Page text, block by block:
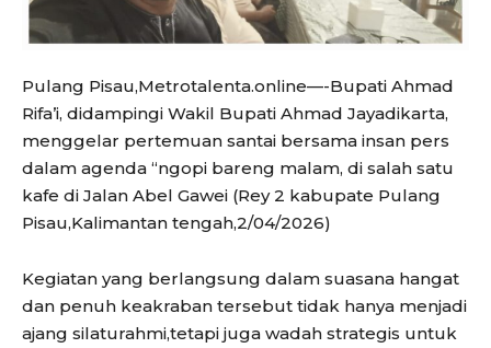
Pulang Pisau,Metrotalenta.online—-Bupati Ahmad
Rifa’i, didampingi Wakil Bupati Ahmad Jayadikarta,
menggelar pertemuan santai bersama insan pers
dalam agenda “ngopi bareng malam, di salah satu
kafe di Jalan Abel Gawei (Rey 2 kabupate Pulang
Pisau,Kalimantan tengah,2/04/2026)
Kegiatan yang berlangsung dalam suasana hangat
dan penuh keakraban tersebut tidak hanya menjadi
ajang silaturahmi,tetapi juga wadah strategis untuk